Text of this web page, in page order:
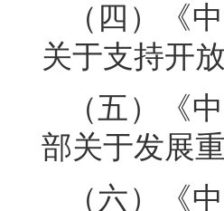
（四）《
关于支持开
（五）《
部关于发展
（六）《